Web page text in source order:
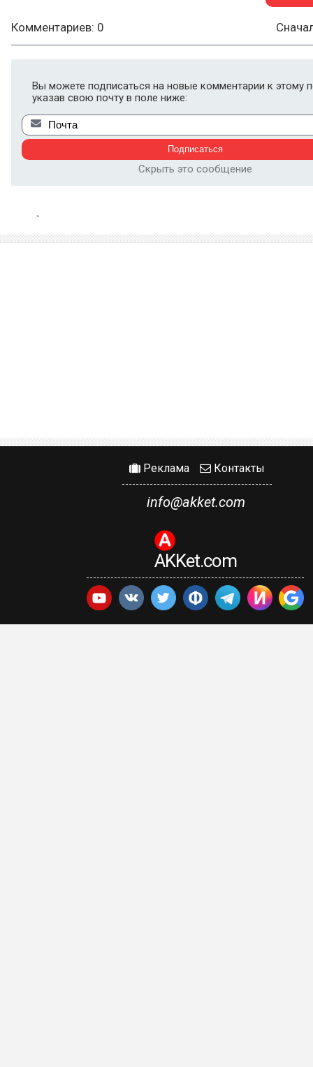
Комментариев: 0
Вы можете подписаться на новые комментарии к этому
указав свою почту в поле ниже:
Скрыть это сообщение
Реклама Контакты
info@akket.com
AKKet.com